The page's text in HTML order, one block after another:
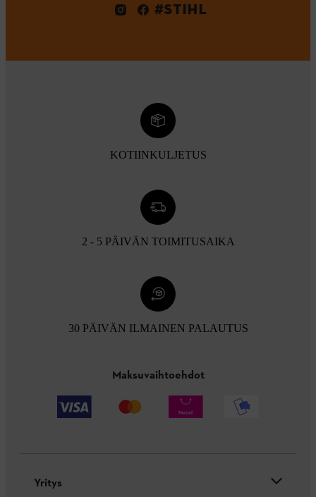
#STIHL
KOTIINKULJETUS
2 - 5 PÄIVÄN TOIMITUSAIKA
30 PÄIVÄN ILMAINEN PALAUTUS
Maksuvaihtoehdot
Yritys